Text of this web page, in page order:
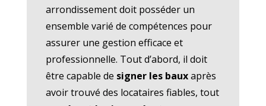
arrondissement doit posséder un
ensemble varié de compétences pour
assurer une gestion efficace et
professionnelle. Tout d’abord, il doit
être capable de signer les bauxaprès
avoir trouvé des locataires fiables, tout